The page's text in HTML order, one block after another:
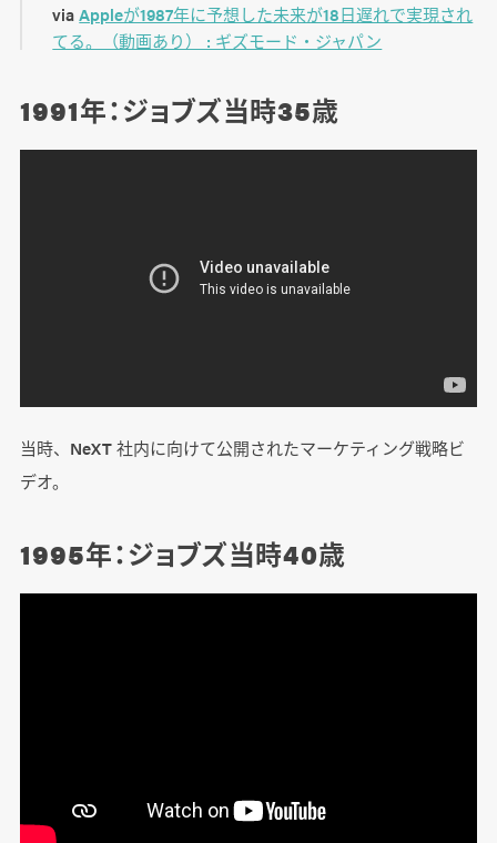
viaAppleが1987年に予想した未来が18日遅れで実現され
てる。（動画あり） : ギズモード・ジャパン
1991年：ジョブズ当時35歳
当時、NeXT 社内に向けて公開されたマーケティング戦略ビ
デオ。
1995年：ジョブズ当時40歳